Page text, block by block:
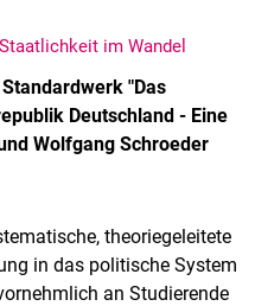
im Wandel
"Das
Deutschland - Eine
Wolfgang Schroeder
theoriegeleitete
in das politische System
an Studierende